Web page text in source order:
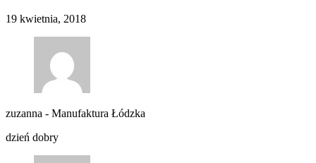
19 kwietnia, 2018
zuzanna - Manufaktura Łódzka
dzień dobry